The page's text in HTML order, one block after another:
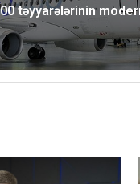
təyyarələrinin